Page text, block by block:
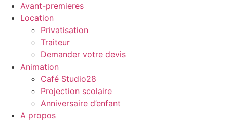
Avant-premieres
Location
Privatisation
Traiteur
Demander votre devis
Animation
Café Studio28
Projection scolaire
Anniversaire d’enfant
A propos